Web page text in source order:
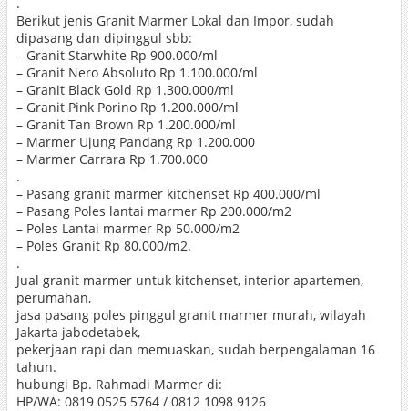
Berikut jenis Granit Marmer Lokal dan Impor, sudah
dipasang dan dipinggul sbb:
– Granit Starwhite Rp 900.000/ml
– Granit Nero Absoluto Rp 1.100.000/ml
– Granit Black Gold Rp 1.300.000/ml
– Granit Pink Porino Rp 1.200.000/ml
– Granit Tan Brown Rp 1.200.000/ml
– Marmer Ujung Pandang Rp 1.200.000
– Marmer Carrara Rp 1.700.000
.
– Pasang granit marmer kitchenset Rp 400.000/ml
– Pasang Poles lantai marmer Rp 200.000/m2
– Poles Lantai marmer Rp 50.000/m2
– Poles Granit Rp 80.000/m2.
.
Jual granit marmer untuk kitchenset, interior apartemen,
perumahan,
jasa pasang poles pinggul granit marmer murah, wilayah
Jakarta jabodetabek,
pekerjaan rapi dan memuaskan, sudah berpengalaman 16
tahun.
hubungi Bp. Rahmadi Marmer di:
HP/WA: 0819 0525 5764 / 0812 1098 9126